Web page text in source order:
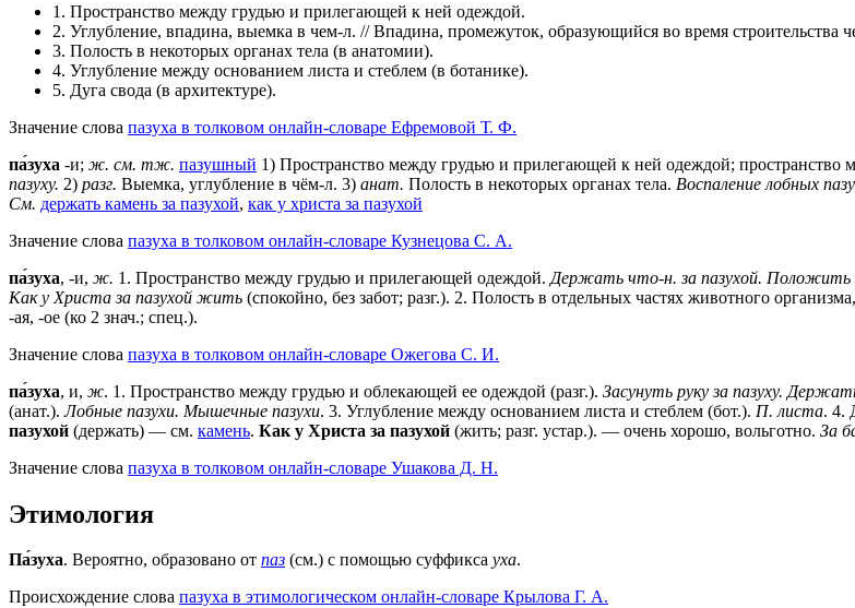
1. Пространство между грудью и прилегающей к ней одеждой.
2. Углубление, впадина, выемка в чем-л. // Впадина, промежуток, образующийся во время строительства
3. Полость в некоторых органах тела (в анатомии).
4. Углубление между основанием листа и стеблем (в ботанике).
5. Дуга свода (в архитектуре).
Значение слова пазуха в толковом онлайн-словаре Ефремовой Т. Ф.
па́зуха -и; ж. см. тж. пазушный 1) Пространство между грудью и прилегающей к ней одеждой; пространство
пазуху. 2) разг. Выемка, углубление в чём-л. 3) анат. Полость в некоторых органах тела. Воспаление лобных
См. держать камень за пазухой, как у христа за пазухой
Значение слова пазуха в толковом онлайн-словаре Кузнецова С. А.
па́зуха, -и, ж. 1. Пространство между грудью и прилегающей одеждой. Держать что-н. за пазухой. Положить
Как у Христа за пазухой жить (спокойно, без забот; разг.). 2. Полость в отдельных частях животного
-ая, -ое (ко 2 знач.; спец.).
Значение слова пазуха в толковом онлайн-словаре Ожегова C. И.
па́зуха, и, ж. 1 . Пространство между грудью и облекающей ее одеждой (разг.). Засунуть руку за пазуху.
(анат.).Лобные пазухи. Мышечные пазухи. 3. Углубление между основанием листа и стеблем (бот.). П. листа. 4.
пазухой (держать) — см. камень. Как у Христа за пазухой (жить; разг. устар.). — очень хорошо, вольготно. За
Значение слова пазуха в толковом онлайн-словаре Ушакова Д. Н.
Этимология
Па́зуха. Вероятно, образовано от паз (см.) с помощью суффикса уха.
Происхождение слова пазуха в этимологическом онлайн-словаре Крылова Г. А.